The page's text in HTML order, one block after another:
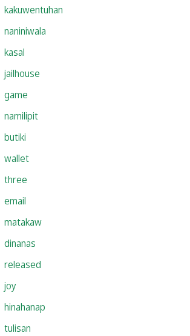
kakuwentuhan
naniniwala
kasal
jailhouse
game
namilipit
butiki
wallet
three
email
matakaw
dinanas
released
joy
hinahanap
tulisan